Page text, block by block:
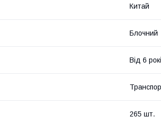
Китай
Блочний
Від 6
265 шт.